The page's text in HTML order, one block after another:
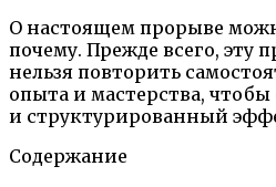
О настоящем прорыве
почему. Прежде всего, эту
нельзя повторить
опыта и мастерства,
и структурированный
Содержание